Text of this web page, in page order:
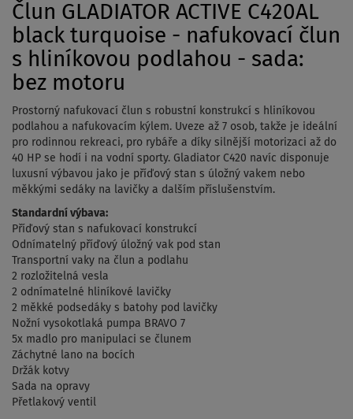
Člun GLADIATOR ACTIVE C420AL
black turquoise - nafukovací člun
s hliníkovou podlahou - sada:
bez motoru
Prostorný nafukovací člun s robustní konstrukcí s hliníkovou
podlahou a nafukovacím kýlem. Uveze až 7 osob, takže je ideální
pro rodinnou rekreaci, pro rybáře a díky silnější motorizaci až do
40 HP se hodí i na vodní sporty. Gladiator C420 navíc disponuje
luxusní výbavou jako je příďový stan s úložný vakem nebo
měkkými sedáky na lavičky a dalším příslušenstvím.
Standardní výbava:
Příďový stan s nafukovací konstrukcí
Odnímatelný příďový úložný vak pod stan
Transportní vaky na člun a podlahu
2 rozložitelná vesla
2 odnímatelné hliníkové lavičky
2 měkké podsedáky s batohy pod lavičky
Nožní vysokotlaká pumpa BRAVO 7
5x madlo pro manipulaci se člunem
Záchytné lano na bocích
Držák kotvy
Sada na opravy
Přetlakový ventil